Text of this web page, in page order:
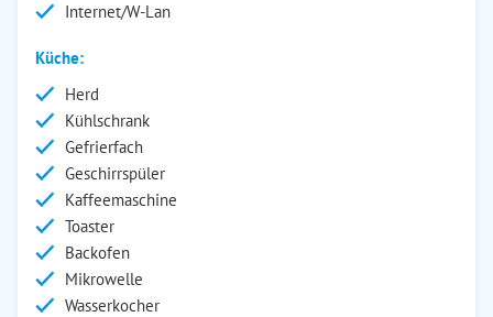
Internet/W-Lan
Küche:
Herd
Kühlschrank
Gefrierfach
Geschirrspüler
Kaffeemaschine
Toaster
Backofen
Mikrowelle
Wasserkocher